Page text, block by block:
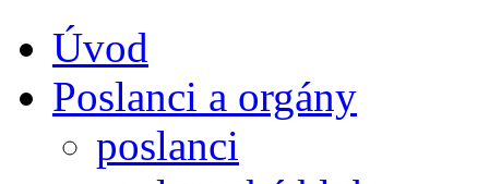
Úvod
Poslanci a orgány
poslanci